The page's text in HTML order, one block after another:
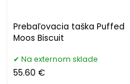
Prebaľovacia taška Puffed
Moos Biscuit
Na externom sklade
55.60 €